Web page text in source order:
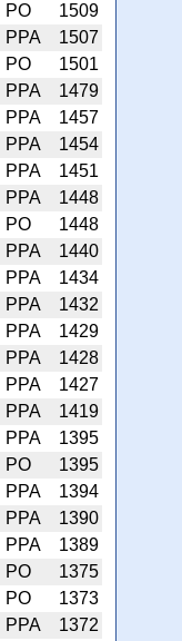
PO
1509
PPA
1507
PO
1501
PPA
1479
PPA
1457
PPA
1454
PPA
1451
PPA
1448
PO
1448
PPA
1440
PPA
1434
PPA
1432
PPA
1429
PPA
1428
PPA
1427
PPA
1419
PPA
1395
PO
1395
PPA
1394
PPA
1390
PPA
1389
PO
1375
PO
1373
PPA
1372